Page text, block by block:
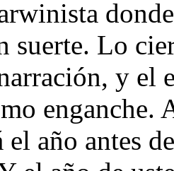
suerte. Lo
y el
enganche.
año antes